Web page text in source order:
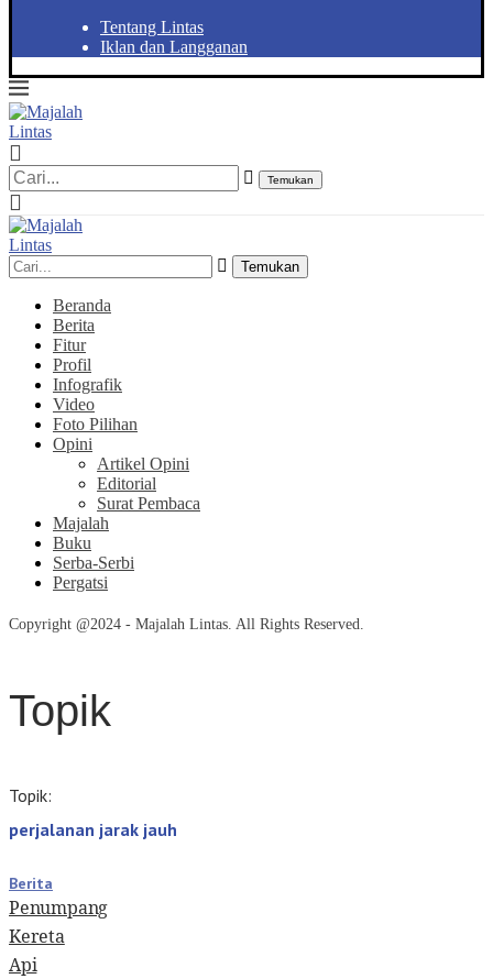
Tentang Lintas
Iklan dan Langganan
Temukan
Temukan
Beranda
Berita
Fitur
Profil
Infografik
Video
Foto Pilihan
Opini
Artikel Opini
Editorial
Surat Pembaca
Majalah
Buku
Serba-Serbi
Pergatsi
Copyright @2024 - Majalah Lintas. All Rights Reserved.
Topik
Topik:
perjalanan jarak jauh
Berita
Penumpang
Kereta
Api